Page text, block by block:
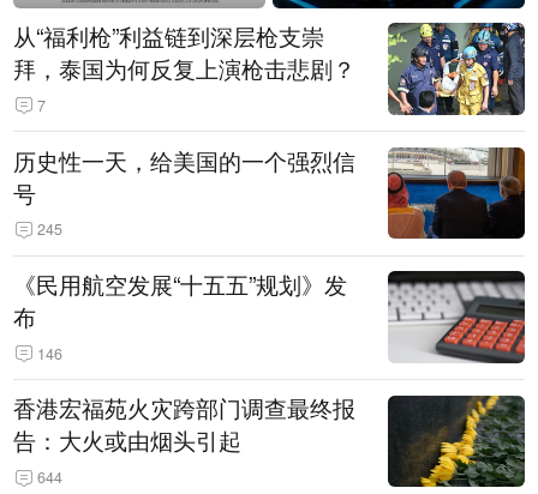
从“福利枪”利益链到深层枪支崇
拜，泰国为何反复上演枪击悲剧？
7
历史性一天，给美国的一个强烈信
号
245
《民用航空发展“十五五”规划》发
布
146
香港宏福苑火灾跨部门调查最终报
告：大火或由烟头引起
644